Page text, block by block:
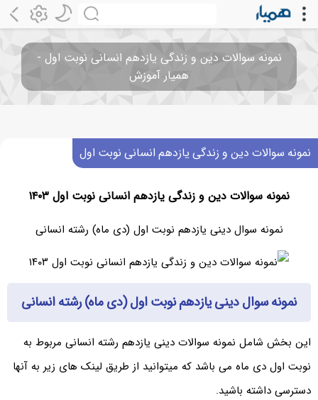
نمونه سوالات دین و زندگی یازدهم انسانی نوبت اول -
همیار آموزش
نمونه سوالات دین و زندگی یازدهم انسانی نوبت اول
نمونه سوالات دین و زندگی یازدهم انسانی نوبت اول ۱۴۰۳
نمونه سوال دینی یازدهم نوبت اول (دی ماه) رشته انسانی
نمونه سوال دینی یازدهم نوبت اول (دی ماه) رشته انسانی
این بخش شامل نمونه سوالات دینی یازدهم رشته انسانی مربوط به
نوبت اول دی ماه می باشد که میتوانید از طریق لینک های زیر به آنها
دسترسی داشته باشید.